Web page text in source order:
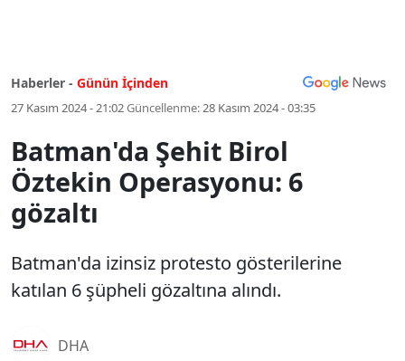
Haberler - Günün İçinden
27 Kasım 2024 - 21:02Güncellenme:28 Kasım 2024 - 03:35
Batman'da Şehit Birol
Öztekin Operasyonu: 6
gözaltı
Batman'da izinsiz protesto gösterilerine
katılan 6 şüpheli gözaltına alındı.
DHA